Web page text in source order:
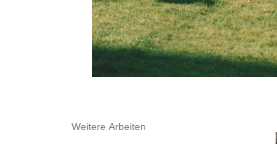
Weitere Arbeiten